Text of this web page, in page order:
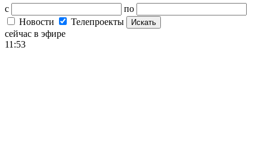
с
по
Новости
Телепроекты Искать
сейчас в эфире
11:53